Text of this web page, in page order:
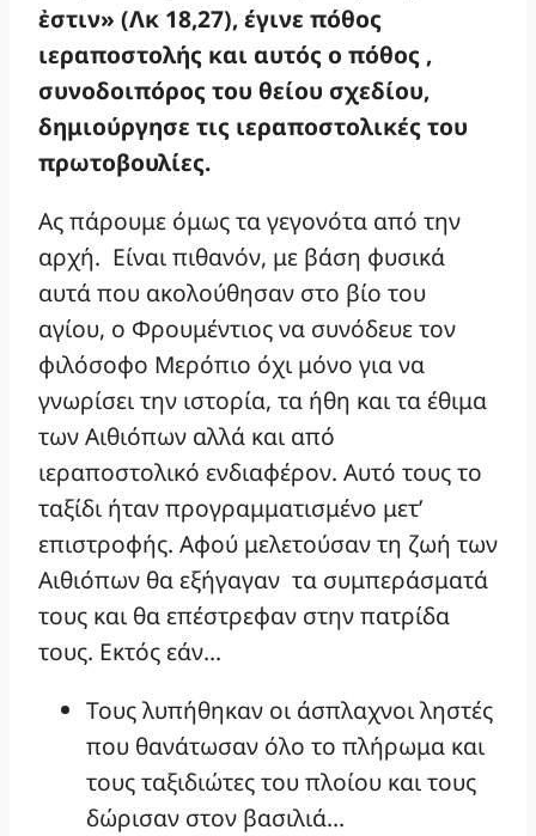
ἐστιν» (Λκ 18,27), έγινε πόθος
ιεραποστολής και αυτός ο πόθος ,
συνοδοιπόρος του θείου σχεδίου,
δημιούργησε τις ιεραποστολικές του
πρωτοβουλίες.
Ας πάρουμε όμως τα γεγονότα από την
αρχή. Είναι πιθανόν, με βάση φυσικά
αυτά που ακολούθησαν στο βίο του
αγίου, ο Φρουμέντιος να συνόδευε τον
φιλόσοφο Μερόπιο όχι μόνο για να
γνωρίσει την ιστορία, τα ήθη και τα έθιμα
των Αιθιόπων αλλά και από
ιεραποστολικό ενδιαφέρον. Αυτό τους το
ταξίδι ήταν προγραμματισμένο μετ’
επιστροφής. Αφού μελετούσαν τη ζωή των
Αιθιόπων θα εξήγαγαν τα συμπεράσματά
τους και θα επέστρεφαν στην πατρίδα
τους. Εκτός εάν…
Τους λυπήθηκαν οι άσπλαχνοι ληστές
που θανάτωσαν όλο το πλήρωμα και
τους ταξιδιώτες του πλοίου και τους
δώρισαν στον βασιλιά…